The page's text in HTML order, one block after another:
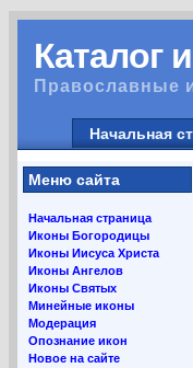
Каталог
Православные
Начальная
Меню сайта
Начальная страница
Иконы Богородицы
Иконы Иисуса Христа
Иконы Ангелов
Иконы Святых
Минейные иконы
Модерация
Опознание икон
Новое на сайте